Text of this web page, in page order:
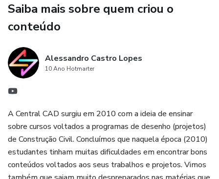
Saiba mais sobre quem criou o
conteúdo
Alessandro Castro Lopes
10 Ano Hotmarter
A Central CAD surgiu em 2010 com a ideia de ensinar
sobre cursos voltados a programas de desenho (projetos)
de Construção Civil. Concluímos que naquela época (2010)
estudantes tinham muitas dificuldades em encontrar bons
conteúdos voltados aos seus trabalhos e projetos. Vimos